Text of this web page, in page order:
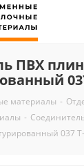
ПВХ
материалы -
-
037